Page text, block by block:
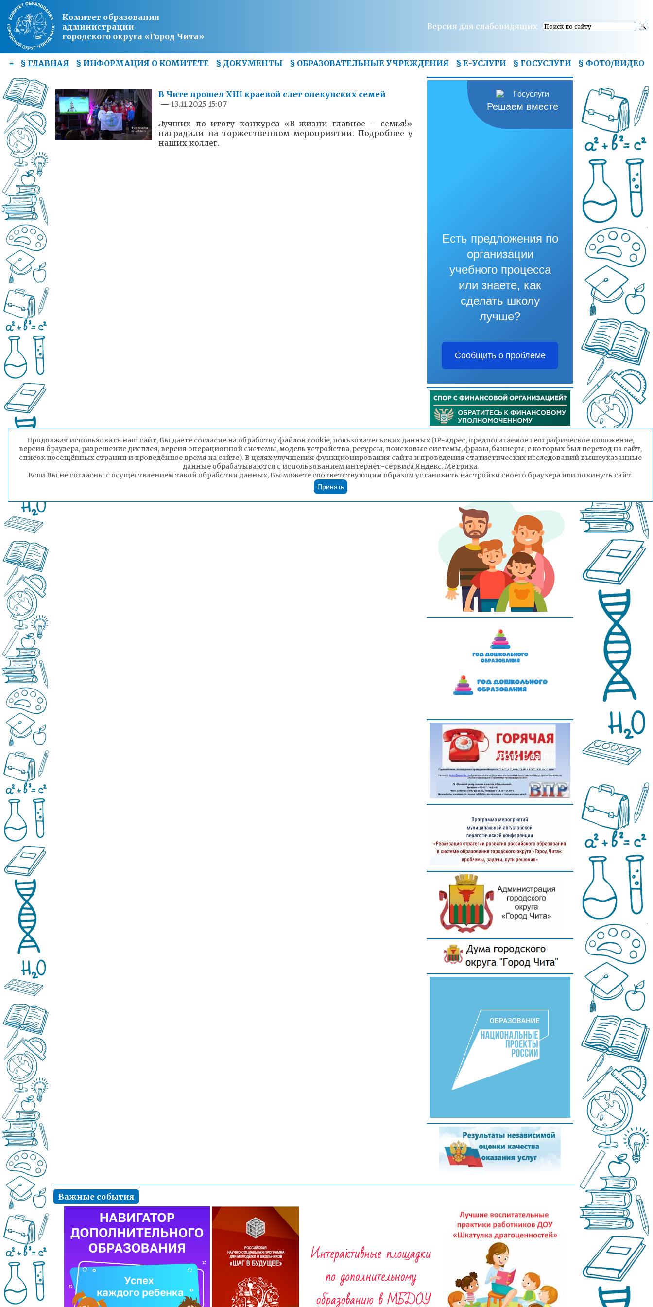
Комитет образования
администрации
городского округа «Город Чита»
Версия для слабовидящих
≡ § ГЛАВНАЯ § ИНФОРМАЦИЯ О КОМИТЕТЕ § ДОКУМЕНТЫ § ОБРАЗОВАТЕЛЬНЫЕ УЧРЕЖДЕНИЯ § Е-УСЛУГИ § ГОСУСЛУГИ § ФОТО/ВИДЕО
В Чите прошел XIII краевой слет опекунских семей
— 13.11.2025 15:07
Лучших по итогу конкурса «В жизни главное – семья!»
наградили на торжественном мероприятии. Подробнее у
наших коллег.
ГТРК «Чита»
Решаем вместе
Есть предложения по
организации
учебного процесса
или знаете, как
сделать школу
лучше?
Сообщить о проблеме
Важные события
Продолжая использовать наш сайт, Вы даете согласие на обработку файлов cookie, пользовательских данных (IP-адрес, предполагаемое географическое положение,
версия браузера, разрешение дисплея, версия операционной системы, модель устройства, ресурсы, поисковые системы, фразы, баннеры, с которых был переход на сайт,
список посещённых страниц и проведённое время на сайте). В целях улучшения функционирования сайта и проведения статистических исследований вышеуказанные
данные обрабатываются с использованием интернет-сервиса Яндекс. Метрика.
Если Вы не согласны с осуществлением такой обработки данных, Вы можете соответствующим образом установить настройки своего браузера или покинуть сайт.
Принять